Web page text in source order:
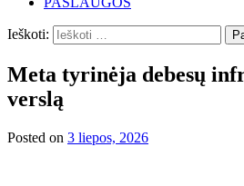
Ieškoti:
Meta tyrinėja debesų
verslą
Posted on 3 liepos, 2026